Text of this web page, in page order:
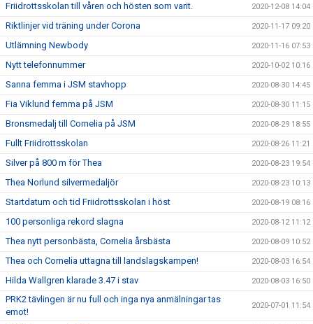
Friidrottsskolan till våren och hösten som varit. 2020-12-08 14:04
Riktlinjer vid träning under Corona 2020-11-17 09:20
Utlämning Newbody 2020-11-16 07:53
Nytt telefonnummer 2020-10-02 10:16
Sanna femma i JSM stavhopp 2020-08-30 14:45
Fia Viklund femma på JSM 2020-08-30 11:15
Bronsmedalj till Cornelia på JSM 2020-08-29 18:55
Fullt Friidrottsskolan 2020-08-26 11:21
Silver på 800 m för Thea 2020-08-23 19:54
Thea Norlund silvermedaljör 2020-08-23 10:13
Startdatum och tid Friidrottsskolan i höst 2020-08-19 08:16
100 personliga rekord slagna 2020-08-12 11:12
Thea nytt personbästa, Cornelia årsbästa 2020-08-09 10:52
Thea och Cornelia uttagna till landslagskampen! 2020-08-03 16:54
Hilda Wallgren klarade 3.47 i stav 2020-08-03 16:50
PRK2 tävlingen är nu full och inga nya anmälningar tas
emot!
2020-07-01 11:54